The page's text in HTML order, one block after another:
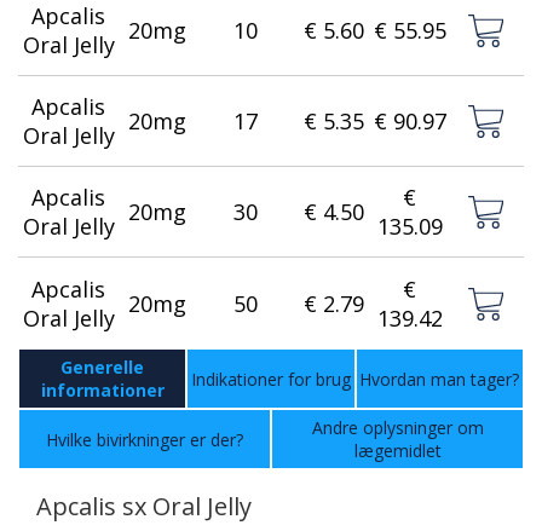
Apcalis
Oral Jelly 20mg 10 € 5.60 € 55.95
Apcalis
Oral Jelly 20mg 17 € 5.35 € 90.97
Apcalis
Oral Jelly 20mg 30 € 4.50
€
135.09
Apcalis
Oral Jelly 20mg 50 € 2.79
€
139.42
Generelle
informationer
Indikationer for brug Hvordan man tager?
Hvilke bivirkninger er der?
Andre oplysninger om
lægemidlet
Apcalis sx Oral Jelly